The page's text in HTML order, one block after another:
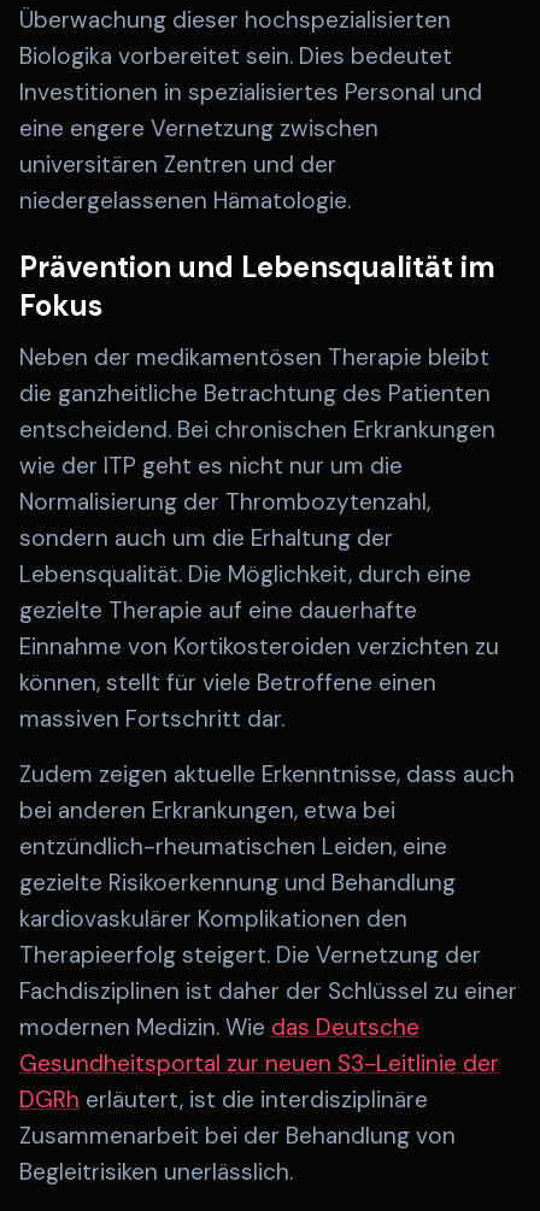
Überwachung dieser hochspezialisierten
Biologika vorbereitet sein. Dies bedeutet
Investitionen in spezialisiertes Personal und
eine engere Vernetzung zwischen
universitären Zentren und der
niedergelassenen Hämatologie.
Prävention und Lebensqualität im
Fokus
Neben der medikamentösen Therapie bleibt
die ganzheitliche Betrachtung des Patienten
entscheidend. Bei chronischen Erkrankungen
wie der ITP geht es nicht nur um die
Normalisierung der Thrombozytenzahl,
sondern auch um die Erhaltung der
Lebensqualität. Die Möglichkeit, durch eine
gezielte Therapie auf eine dauerhafte
Einnahme von Kortikosteroiden verzichten zu
können, stellt für viele Betroffene einen
massiven Fortschritt dar.
Zudem zeigen aktuelle Erkenntnisse, dass auch
bei anderen Erkrankungen, etwa bei
entzündlich-rheumatischen Leiden, eine
gezielte Risikoerkennung und Behandlung
kardiovaskulärer Komplikationen den
Therapieerfolg steigert. Die Vernetzung der
Fachdisziplinen ist daher der Schlüssel zu einer
modernen Medizin. Wie das Deutsche
Gesundheitsportal zur neuen S3-Leitlinie der
DGRh erläutert, ist die interdisziplinäre
Zusammenarbeit bei der Behandlung von
Begleitrisiken unerlässlich.